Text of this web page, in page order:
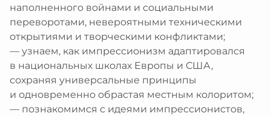
наполненного войнами и социальными
переворотами, невероятными техническими
открытиями и творческими конфликтами;
— узнаем, как импрессионизм адаптировался
в национальных школах Европы и США,
сохраняя универсальные принципы
и одновременно обрастая местным колоритом;
— познакомимся с идеями импрессионистов,